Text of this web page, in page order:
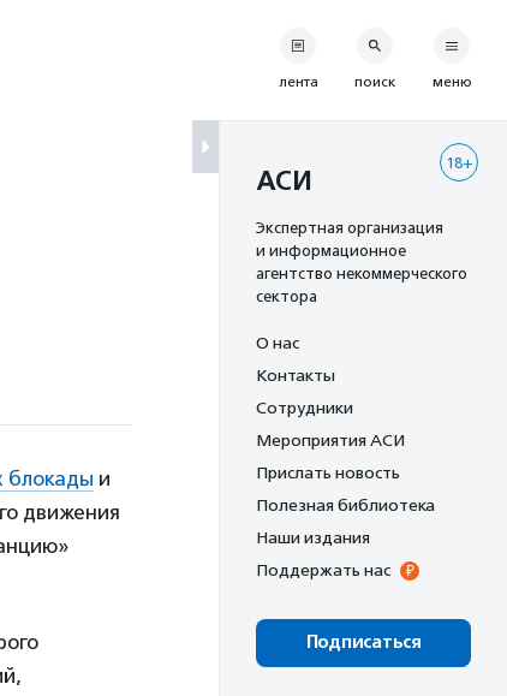
блокады и
движения
лента поиск меню
18+
АСИ
Экспертная организация
и информационное
агентство некоммерческого
сектора
О нас
Контакты
Сотрудники
Мероприятия АСИ
Прислать новость
Полезная библиотека
Наши издания
Поддержать нас
Подписаться